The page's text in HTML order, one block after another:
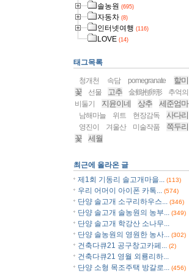
솔농원 (695)
자동차 (8)
인터넷여행 (116)
LOVE (14)
태그목록
청개천 속담 pomegranate
할미
꽃
선물 고추 金鶴抱卵形
추억의
비둘기
지윤이네 상추 세준엄마
남해마늘 위트 현장감독 사다리
영진이 겨울산 미술작품
쪽두리
꽃
세월
최근에 올라온 글
제1회 기동리 솔고개마을...
(113)
우리 어머이 아이폰 카톡... (574)
단양 솔고개 소구리하우스... (346)
단양 솔고개 솔농원의 농부... (349)
단양 솔고개 학강산 소나무...
단양 솔농원의 영원한 농사...
(302)
건축다큐21 공구창고카페... (2)
건축다큐21 영월 외룡리하...
단양 소형 목조주택 방갈로...
(456)